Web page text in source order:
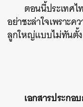
ตอนนี้ประเทศไ
อย่าชะล่าใจเพราะ
ลูกใหญ่แบบไม่ทันตั้
เอกสารประกอ